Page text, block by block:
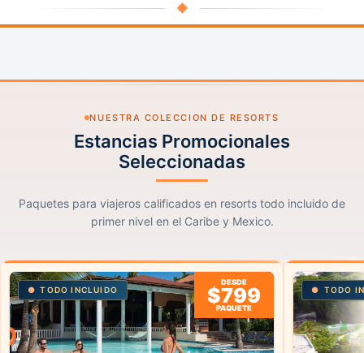
◆
NUESTRA COLECCION DE RESORTS
Estancias Promocionales
Seleccionadas
Paquetes para viajeros calificados en resorts todo incluido de
primer nivel en el Caribe y Mexico.
TODO INCLUIDO
DESDE
$799
PAQUETE
TODO